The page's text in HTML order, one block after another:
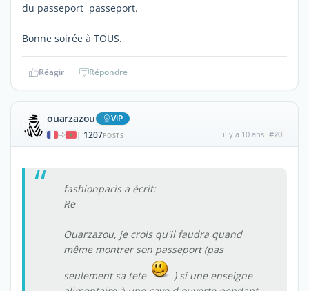
du passeport passeport.
Bonne soirée à TOUS.
Réagir Répondre
ouarzazou ViP
| 1207POSTS il y a 10 ans #20
fashionparis a écrit:
Re
Ouarzazou, je crois qu'il faudra quand
même montrer son passeport (pas
seulement sa tete
) si une enseigne